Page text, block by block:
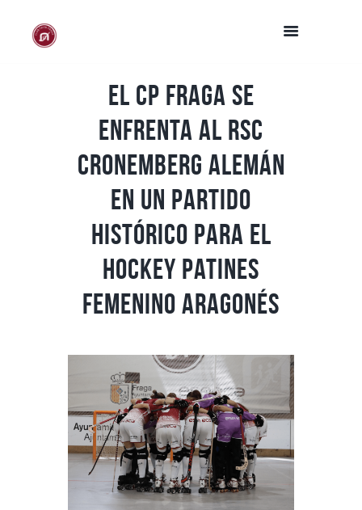
El CP Fraga se
enfrenta al RSC
Cronemberg alemán
en un partido
histórico para el
Hockey Patines
Femenino Aragonés